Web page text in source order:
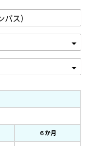
６か月